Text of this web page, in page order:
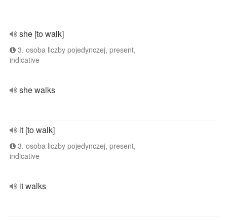
she [to walk]
3. osoba liczby pojedynczej, present,
indicative
she walks
it [to walk]
3. osoba liczby pojedynczej, present,
indicative
it walks